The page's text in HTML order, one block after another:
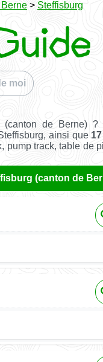
> Steffisburg
moi
de Berne) ?
ainsi que 17
pump track, table de
(canton de